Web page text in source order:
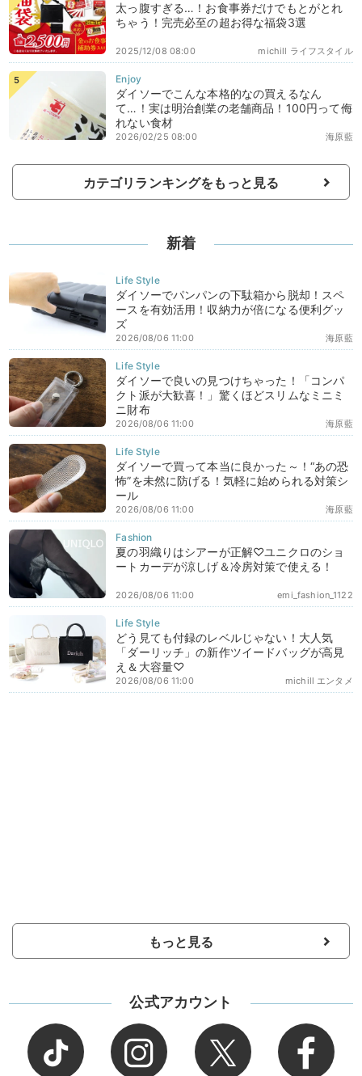
太っ腹すぎる…！お食事券だけでもとがとれ
ちゃう！完売必至の超お得な福袋3選
michill ライフスタイル
2025/12/08 08:00
ダイソーでこんな本格的なの買えるなん
て…！実は明治創業の老舗商品！100円って侮
れない食材
海原藍
2026/02/25 08:00
カテゴリランキングをもっと見る
新着
ダイソーでパンパンの下駄箱から脱却！スペ
ースを有効活用！収納力が倍になる便利グッ
ズ
海原藍
2026/08/06 11:00
ダイソーで良いの見つけちゃった！「コンパ
クト派が大歓喜！」驚くほどスリムなミニミ
ニ財布
海原藍
2026/08/06 11:00
ダイソーで買って本当に良かった～！“あの恐
怖”を未然に防げる！気軽に始められる対策シ
ール
海原藍
2026/08/06 11:00
夏の羽織りはシアーが正解♡ユニクロのショ
ートカーデが涼しげ＆冷房対策で使える！
emi_fashion_1122
2026/08/06 11:00
どう見ても付録のレベルじゃない！大人気
「ダーリッチ」の新作ツイードバッグが高見
え＆大容量♡
michill エンタメ
2026/08/06 11:00
もっと見る
公式アカウント